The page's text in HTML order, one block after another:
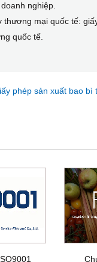
nghiệp.
thương mại quốc tế:
quốc tế.
phép sản xuất bao bì